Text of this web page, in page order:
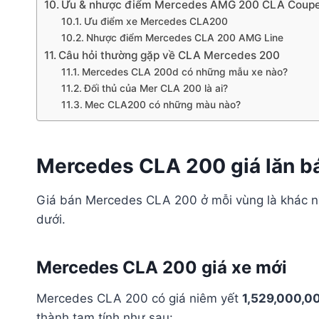
Ưu & nhược điểm Mercedes AMG 200 CLA
Ưu điểm xe Mercedes CLA200
Nhược điểm Mercedes CLA 200 AMG Line
Câu hỏi thường gặp về CLA Mercedes 200
Mercedes CLA 200d có những mẫu xe nào?
Đối thủ của Mer CLA 200 là ai?
Mec CLA200 có những màu nào?
Mercedes CLA 200 giá lăn
Giá bán Mercedes CLA 200 ở mỗi vùng là khác
dưới.
Mercedes CLA 200 giá xe mới
Mercedes CLA 200 có giá niêm yết